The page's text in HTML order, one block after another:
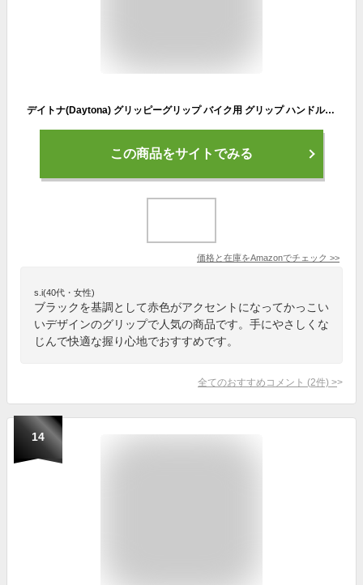
デイトナ(Daytona) グリッピーグリップ バイク用 グリップ ハンドル径Φ22.2用 125mm 2層構造 エンド貫通 GG-D-LINE レッド 98445
この商品をサイトでみる
価格と在庫をAmazonでチェック >>
s.i(40代・女性)
ブラックを基調として赤色がアクセントになってかっこい
いデザインのグリップで人気の商品です。手にやさしくな
じんで快適な握り心地でおすすめです。
全てのおすすめコメント (2件) >
14